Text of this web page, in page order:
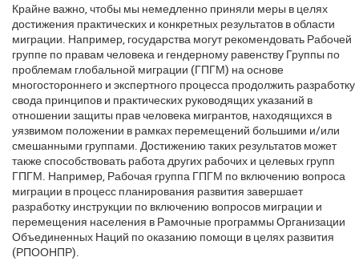
Крайне важно, чтобы мы немедленно приняли меры в целях
достижения практических и конкретных результатов в области
миграции. Например, государства могут рекомендовать Рабочей
группе по правам человека и гендерному равенству Группы по
проблемам глобальной миграции (ГПГМ) на основе
многостороннего и экспертного процесса продолжить разработку
свода принципов и практических руководящих указаний в
отношении защиты прав человека мигрантов, находящихся в
уязвимом положении в рамках перемещений большими и/или
смешанными группами. Достижению таких результатов может
также способствовать работа других рабочих и целевых групп
ГПГМ. Например, Рабочая группа ГПГМ по включению вопроса
миграции в процесс планирования развития завершает
разработку инструкции по включению вопросов миграции и
перемещения населения в Рамочные программы Организации
Объединенных Наций по оказанию помощи в целях развития
(РПООНПР).